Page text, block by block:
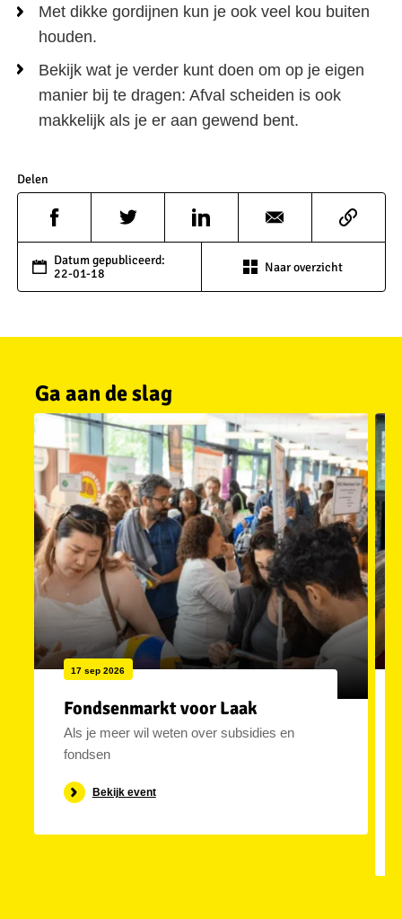
Met dikke gordijnen kun je ook veel kou buiten
houden.
Bekijk wat je verder kunt doen om op je eigen
manier bij te dragen: Afval scheiden is ook
makkelijk als je er aan gewend bent.
Delen
Datum gepubliceerd:
22-01-18
Naar overzicht
17 sep 2026
Fondsenmarkt voor Laak
Als je meer wil weten over subsidies en
fondsen
Bekijk event
Ga aan de slag